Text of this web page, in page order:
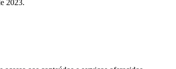
2023.